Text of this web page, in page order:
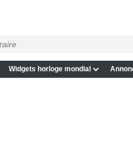
Widgets horloge mondial